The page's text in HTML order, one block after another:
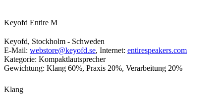
Keyofd Entire M
Keyofd, Stockholm - Schweden
E-Mail: webstore@keyofd.se, Internet: entirespeakers.com
Kategorie: Kompaktlautsprecher
Gewichtung: Klang 60%, Praxis 20%, Verarbeitung 20%
Klang